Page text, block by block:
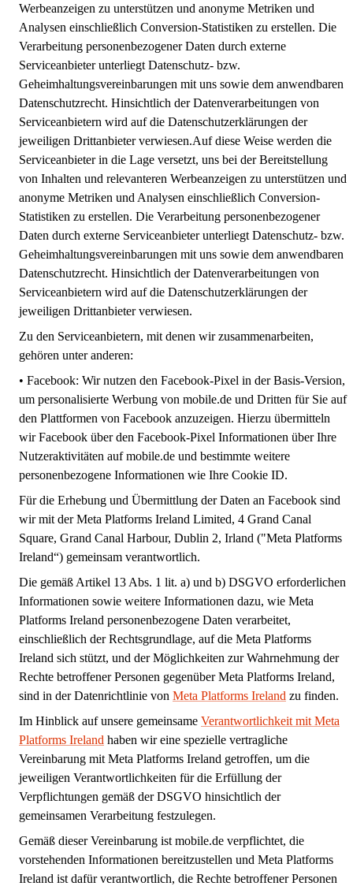
Werbeanzeigen zu unterstützen und anonyme Metriken und
Analysen einschließlich Conversion-Statistiken zu erstellen. Die
Verarbeitung personenbezogener Daten durch externe
Serviceanbieter unterliegt Datenschutz- bzw.
Geheimhaltungsvereinbarungen mit uns sowie dem anwendbaren
Datenschutzrecht. Hinsichtlich der Datenverarbeitungen von
Serviceanbietern wird auf die Datenschutzerklärungen der
jeweiligen Drittanbieter verwiesen.Auf diese Weise werden die
Serviceanbieter in die Lage versetzt, uns bei der Bereitstellung
von Inhalten und relevanteren Werbeanzeigen zu unterstützen und
anonyme Metriken und Analysen einschließlich Conversion-
Statistiken zu erstellen. Die Verarbeitung personenbezogener
Daten durch externe Serviceanbieter unterliegt Datenschutz- bzw.
Geheimhaltungsvereinbarungen mit uns sowie dem anwendbaren
Datenschutzrecht. Hinsichtlich der Datenverarbeitungen von
Serviceanbietern wird auf die Datenschutzerklärungen der
jeweiligen Drittanbieter verwiesen.
Zu den Serviceanbietern, mit denen wir zusammenarbeiten,
gehören unter anderen:
• Facebook: Wir nutzen den Facebook-Pixel in der Basis-Version,
um personalisierte Werbung von mobile.de und Dritten für Sie auf
den Plattformen von Facebook anzuzeigen. Hierzu übermitteln
wir Facebook über den Facebook-Pixel Informationen über Ihre
Nutzeraktivitäten auf mobile.de und bestimmte weitere
personenbezogene Informationen wie Ihre Cookie ID.
Für die Erhebung und Übermittlung der Daten an Facebook sind
wir mit der Meta Platforms Ireland Limited, 4 Grand Canal
Square, Grand Canal Harbour, Dublin 2, Irland ("Meta Platforms
Ireland“) gemeinsam verantwortlich.
Die gemäß Artikel 13 Abs. 1 lit. a) und b) DSGVO erforderlichen
Informationen sowie weitere Informationen dazu, wie Meta
Platforms Ireland personenbezogene Daten verarbeitet,
einschließlich der Rechtsgrundlage, auf die Meta Platforms
Ireland sich stützt, und der Möglichkeiten zur Wahrnehmung der
Rechte betroffener Personen gegenüber Meta Platforms Ireland,
sind in der Datenrichtlinie von Meta Platforms Ireland zu finden.
Im Hinblick auf unsere gemeinsame Verantwortlichkeit mit Meta
Platforms Ireland haben wir eine spezielle vertragliche
Vereinbarung mit Meta Platforms Ireland getroffen, um die
jeweiligen Verantwortlichkeiten für die Erfüllung der
Verpflichtungen gemäß der DSGVO hinsichtlich der
gemeinsamen Verarbeitung festzulegen.
Gemäß dieser Vereinbarung ist mobile.de verpflichtet, die
vorstehenden Informationen bereitzustellen und Meta Platforms
Ireland ist dafür verantwortlich, die Rechte betroffener Personen